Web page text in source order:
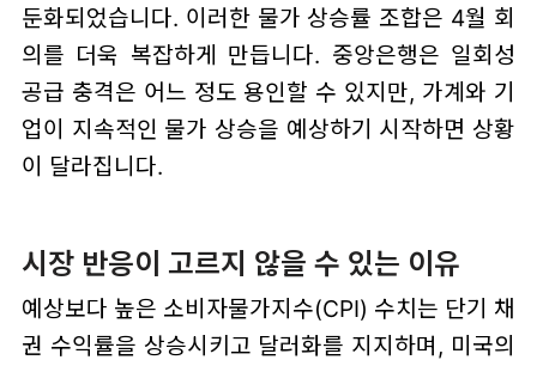
둔화되었습니다. 이러한 물가 상승률 조합은 4월 회
의를 더욱 복잡하게 만듭니다. 중앙은행은 일회성
공급 충격은 어느 정도 용인할 수 있지만, 가계와 기
업이 지속적인 물가 상승을 예상하기 시작하면 상황
이 달라집니다.
시장 반응이 고르지 않을 수 있는 이유
예상보다 높은 소비자물가지수(CPI) 수치는 단기 채
권 수익률을 상승시키고 달러화를 지지하며, 미국의